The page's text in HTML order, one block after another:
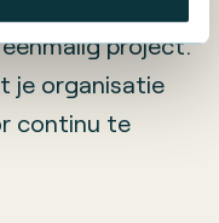
project.
je organisatie
continu te